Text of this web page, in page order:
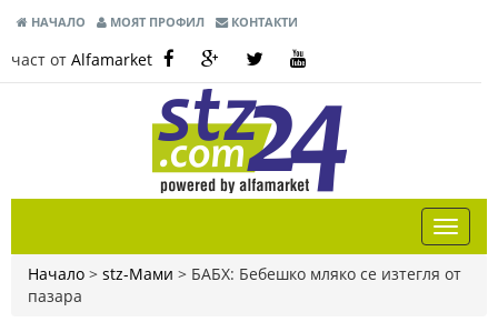
НАЧАЛО МОЯТ ПРОФИЛ КОНТАКТИ
част от Alfamarket
Начало > stz-Мами > БАБХ: Бебешко мляко се изтегля от
пазара